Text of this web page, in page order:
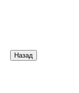
Назад